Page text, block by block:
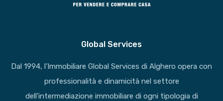
Global Services
Dal 1994, l’Immobiliare Global Services di Alghero opera con
professionalità e dinamicità nel settore
dell’intermediazione immobiliare di ogni tipologia di